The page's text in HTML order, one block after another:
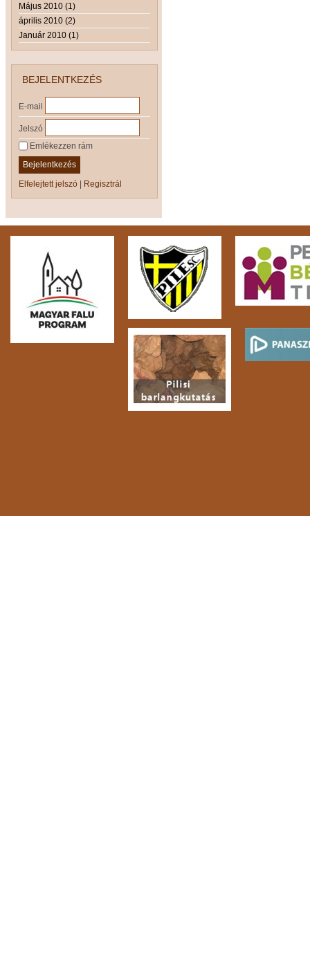
Május 2010 (1)
április 2010 (2)
Január 2010 (1)
BEJELENTKEZÉS
E-mail
Jelszó
Emlékezzen rám
Bejelentkezés
Elfelejtett jelszó | Regisztrál